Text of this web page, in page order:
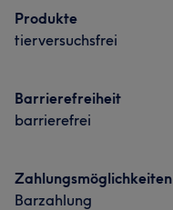
Portfolio
Produkte
tierversuchsfrei
Barrierefreiheit
barrierefrei
Zahlungsmöglichkeiten
Barzahlung